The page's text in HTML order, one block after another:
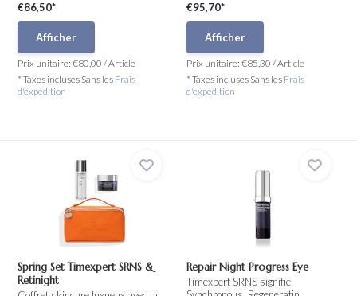
€86,50*
Afficher
Prix unitaire:€80,00 /Article
* Taxes incluses Sans les Frais
d'expédition
€95,70*
Afficher
Prix unitaire: €85,30 /Article
* Taxes incluses Sans les Frais
d'expédition
Spring Set Timexpert SRNS &
Retinight
Repair Night Progress Eye
Timexpert SRNS signifie